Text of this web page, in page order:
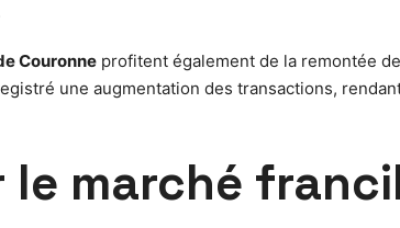
Couronne profitent également de la remontée
une augmentation des transactions,
marché